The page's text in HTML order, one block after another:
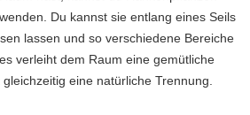
Du kannst sie entlang eines Seils
lassen und so verschiedene Bereiche
verleiht dem Raum eine gemütliche
eine natürliche Trennung.